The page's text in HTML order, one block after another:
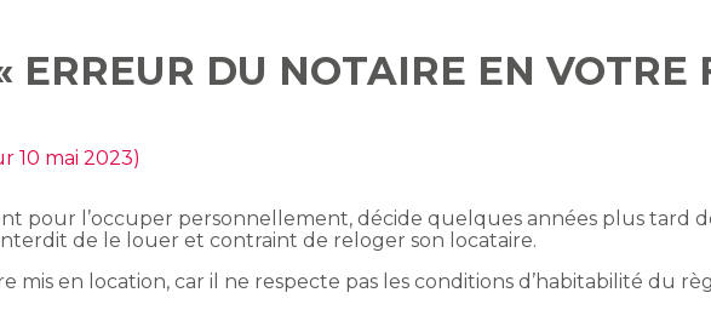
ERREUR DU NOTAIRE EN VOTRE
10 mai 2023)
pour l’occuper personnellement, décide quelques années plus tard
de le louer et contraint de reloger son locataire.
mis en location, car il ne respecte pas les conditions d’habitabilité du